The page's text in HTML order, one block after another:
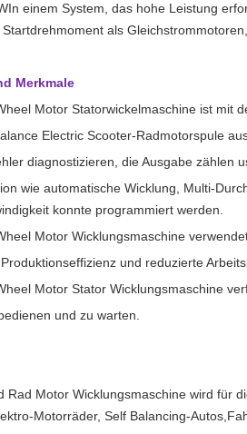
einem System, das hohe Leistung
als
Merkmale
Motor Statorwickelmaschine ist mit
Electric Scooter-Radmotorspule
diagnostizieren, die Ausgabe zählen
wie automatische Wicklung, Multi-
konnte programmiert werden.
Motor Wicklungsmaschine
und reduzierte
Motor Stator Wicklungsmaschine
und zu warten.
Rad Motor Wicklungsmaschine wird für
Motorräder, Self Balancing-